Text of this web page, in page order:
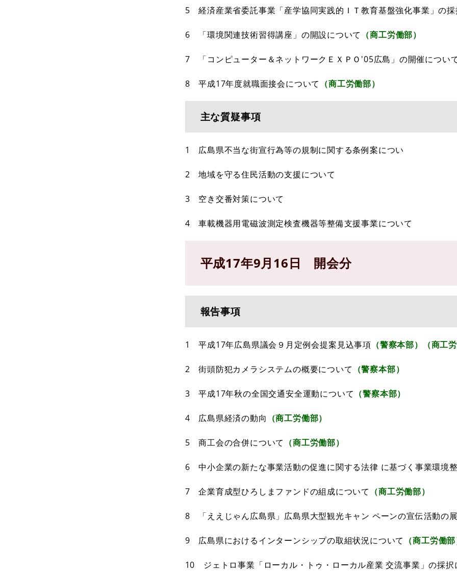
5 経済産業省委託事業「産学協同実践的ＩＴ教育基盤強化事業」の
6 「環境関連技術習得講座」の開設について （商工労働部）
7 「コンピューター＆ネットワークＥＸＰＯ'05広島」の開催につい
8 平成17年度就職面接会について （商工労働部）
主な質疑事項
1 広島県不当な街宣行為等の規制に関する条例案につい
2 地域を守る住民活動の支援について
3 空き交番対策について
4 車載機器用電磁波測定検査機器等整備支援事業について
平成17年9月16日 開会分
報告事項
1 平成17年広島県議会９月定例会提案見込事項 （警察本部）（商工
2 街頭防犯カメラシステムの概要について （警察本部）
3 平成17年秋の全国交通安全運動について （警察本部）
4 広島県経済の動向 （商工労働部）
5 商工会の合併について （商工労働部）
6 中小企業の新たな事業活動の促進に関する法律 に基づく事業環境
7 企業育成型ひろしまファンドの組成について （商工労働部）
8 「ええじゃん広島県」広島県大型観光キャン ペーンの宣伝活動の
9 広島県におけるインターンシップの取組状況について （商工労働
10 ジェトロ事業「ローカル・トゥ・ローカル産業 交流事業」の採択